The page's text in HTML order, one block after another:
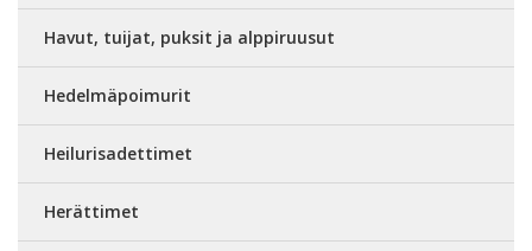
Havut, tuijat, puksit ja alppiruusut
Hedelmäpoimurit
Heilurisadettimet
Herättimet